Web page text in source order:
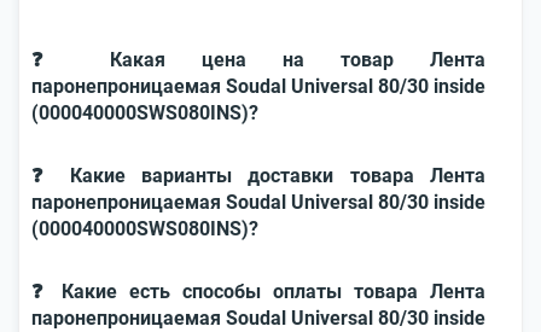
❓ Какая цена на товар Лента
паронепроницаемая Soudal Universal 80/30 inside
(000040000SWS080INS)?
❓ Какие варианты доставки товара Лента
паронепроницаемая Soudal Universal 80/30 inside
(000040000SWS080INS)?
❓ Какие есть способы оплаты товара Лента
паронепроницаемая Soudal Universal 80/30 inside